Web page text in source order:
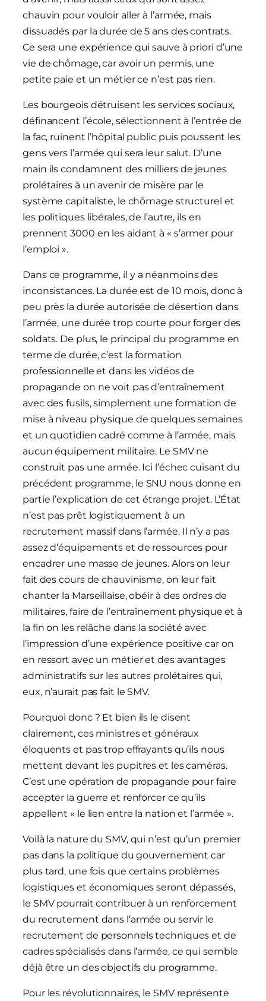
chauvin pour vouloir aller à l’armée, mais
dissuadés par la durée de 5 ans des contrats.
Ce sera une expérience qui sauve à priori d’une
vie de chômage, car avoir un permis, une
petite paie et un métier ce n’est pas rien.
Les bourgeois détruisent les services sociaux,
définancent l’école, sélectionnent à l’entrée de
la fac, ruinent l’hôpital public puis poussent les
gens vers l’armée qui sera leur salut. D’une
main ils condamnent des milliers de jeunes
prolétaires à un avenir de misère par le
système capitaliste, le chômage structurel et
les politiques libérales, de l’autre, ils en
prennent 3000 en les aidant à « s’armer pour
l’emploi ».
Dans ce programme, il y a néanmoins des
inconsistances. La durée est de 10 mois, donc à
peu près la durée autorisée de désertion dans
l’armée, une durée trop courte pour forger des
soldats. De plus, le principal du programme en
terme de durée, c’est la formation
professionnelle et dans les vidéos de
propagande on ne voit pas d’entraînement
avec des fusils, simplement une formation de
mise à niveau physique de quelques semaines
et un quotidien cadré comme à l’armée, mais
aucun équipement militaire. Le SMV ne
construit pas une armée. Ici l’échec cuisant du
précédent programme, le SNU nous donne en
partie l’explication de cet étrange projet. L’État
n’est pas prêt logistiquement à un
recrutement massif dans l’armée. Il n’y a pas
assez d’équipements et de ressources pour
encadrer une masse de jeunes. Alors on leur
fait des cours de chauvinisme, on leur fait
chanter la Marseillaise, obéir à des ordres de
militaires, faire de l’entraînement physique et à
la fin on les relâche dans la société avec
l’impression d’une expérience positive car on
en ressort avec un métier et des avantages
administratifs sur les autres prolétaires qui,
eux, n’aurait pas fait le SMV.
Pourquoi donc ? Et bien ils le disent
clairement, ces ministres et généraux
éloquents et pas trop effrayants qu’ils nous
mettent devant les pupitres et les caméras.
C’est une opération de propagande pour faire
accepter la guerre et renforcer ce qu’ils
appellent « le lien entre la nation et l’armée ».
Voilà la nature du SMV, qui n’est qu’un premier
pas dans la politique du gouvernement car
plus tard, une fois que certains problèmes
logistiques et économiques seront dépassés,
le SMV pourrait contribuer à un renforcement
du recrutement dans l’armée ou servir le
recrutement de personnels techniques et de
cadres spécialisés dans l’armée, ce qui semble
déjà être un des objectifs du programme.
Pour les révolutionnaires, le SMV représente